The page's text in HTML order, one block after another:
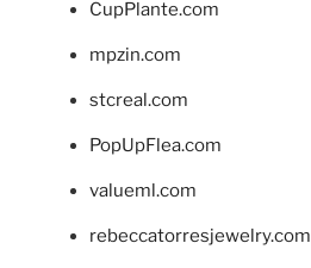
CupPlante.com
mpzin.com
stcreal.com
PopUpFlea.com
valueml.com
rebeccatorresjewelry.com